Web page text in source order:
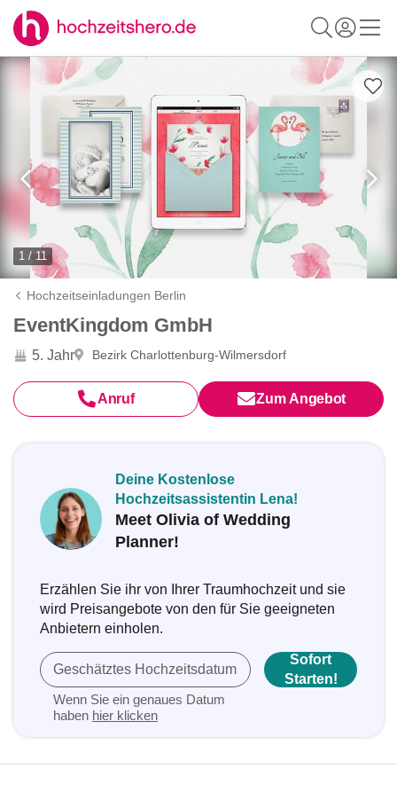
1 / 11
Hochzeitseinladungen Berlin
EventKingdom GmbH
5. Jahr Bezirk Charlottenburg-Wilmersdorf
Anruf Zum Angebot
Deine Kostenlose
Hochzeitsassistentin Lena!
Meet Olivia of Wedding
Planner!
Erzählen Sie ihr von Ihrer Traumhochzeit und sie
wird Preisangebote von den für Sie geeigneten
Anbietern einholen.
Geschätztes Hochzeitsdatum
Wenn Sie ein genaues Datum
haben hier klicken
Sofort
Starten!